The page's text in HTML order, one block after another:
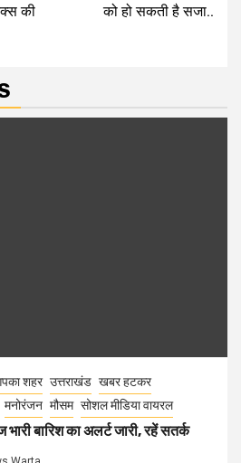
की
को हो सकती है सजा..
शहर उत्तराखंड खबर हटकर
मनोरंजन मौसम सोशल मीडिया वायरल
बारिश का अलर्ट जारी, रहें सतर्क